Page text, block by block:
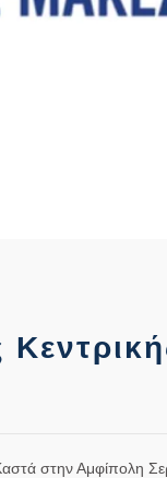
στην Αμφίπολη